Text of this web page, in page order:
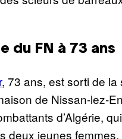
du FN à 73 ans
, 73 ans, est sorti de
de Nissan-lez-
d’Algérie,
deux jeunes